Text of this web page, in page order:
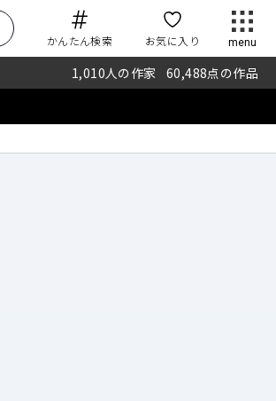
かんたん検索 お気に入り menu
1,010人の作家 60,488点の作品